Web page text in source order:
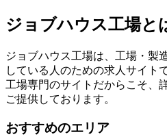
ジョブハウス工場と
ジョブハウス工場は、工場・製
している人のための求人サイト
工場専門のサイトだからこそ、
ご提供しております。
おすすめのエリア